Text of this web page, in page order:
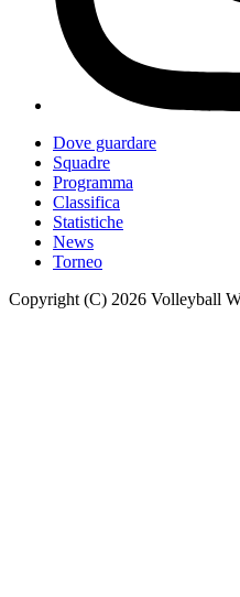
Dove guardare
Squadre
Programma
Classifica
Statistiche
News
Torneo
Copyright (C) 2026 Volleyball